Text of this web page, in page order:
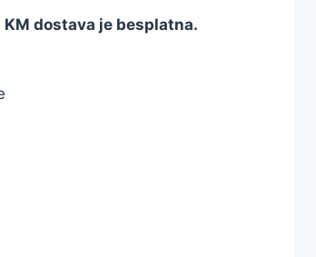
dostava je besplatna.